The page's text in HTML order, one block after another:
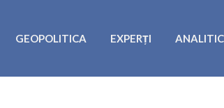
GEOPOLITICA EXPERȚI